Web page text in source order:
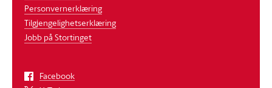
Personvernerklæring
Tilgjengelighetserklæring
Jobb på Stortinget
Facebook